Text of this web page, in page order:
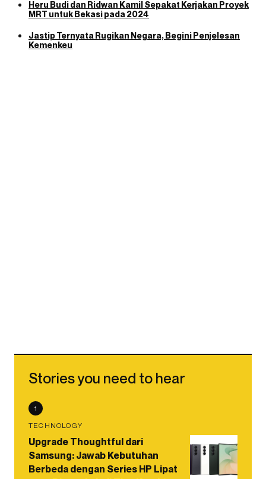
Heru Budi dan Ridwan Kamil Sepakat Kerjakan Proyek
MRT untuk Bekasi pada 2024
Jastip Ternyata Rugikan Negara, Begini Penjelesan
Kemenkeu
Stories you need to hear
1
TECHNOLOGY
Upgrade Thoughtful dari
Samsung: Jawab Kebutuhan
Berbeda dengan Series HP Lipat